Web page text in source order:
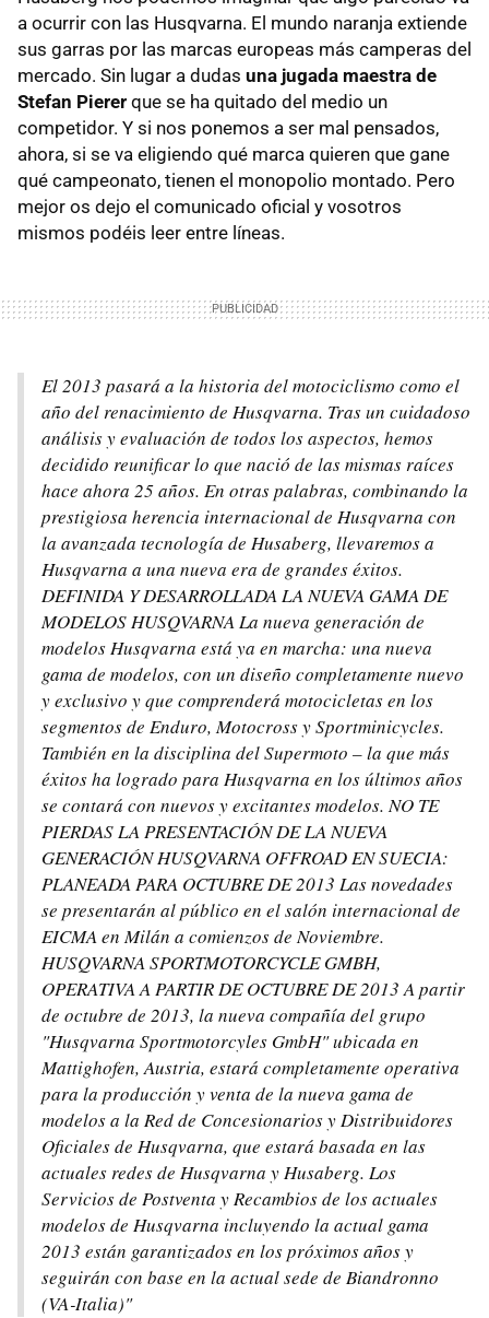
a ocurrir con las Husqvarna. El mundo naranja extiende
sus garras por las marcas europeas más camperas del
mercado. Sin lugar a dudas una jugada maestra de
Stefan Pierer que se ha quitado del medio un
competidor. Y si nos ponemos a ser mal pensados,
ahora, si se va eligiendo qué marca quieren que gane
qué campeonato, tienen el monopolio montado. Pero
mejor os dejo el comunicado oficial y vosotros
mismos podéis leer entre líneas.
El 2013 pasará a la historia del motociclismo como el
año del renacimiento de Husqvarna. Tras un cuidadoso
análisis y evaluación de todos los aspectos, hemos
decidido reunificar lo que nació de las mismas raíces
hace ahora 25 años. En otras palabras, combinando la
prestigiosa herencia internacional de Husqvarna con
la avanzada tecnología de Husaberg, llevaremos a
Husqvarna a una nueva era de grandes éxitos.
DEFINIDA Y DESARROLLADA LA NUEVA GAMA DE
MODELOS HUSQVARNA La nueva generación de
modelos Husqvarna está ya en marcha: una nueva
gama de modelos, con un diseño completamente nuevo
y exclusivo y que comprenderá motocicletas en los
segmentos de Enduro, Motocross y Sportminicycles.
También en la disciplina del Supermoto – la que más
éxitos ha logrado para Husqvarna en los últimos años
se contará con nuevos y excitantes modelos. NO TE
PIERDAS LA PRESENTACIÓN DE LA NUEVA
GENERACIÓN HUSQVARNA OFFROAD EN SUECIA:
PLANEADA PARA OCTUBRE DE 2013 Las novedades
se presentarán al público en el salón internacional de
EICMA en Milán a comienzos de Noviembre.
HUSQVARNA SPORTMOTORCYCLE GMBH,
OPERATIVA A PARTIR DE OCTUBRE DE 2013 A partir
de octubre de 2013, la nueva compañía del grupo
"Husqvarna Sportmotorcyles GmbH" ubicada en
Mattighofen, Austria, estará completamente operativa
para la producción y venta de la nueva gama de
modelos a la Red de Concesionarios y Distribuidores
Oficiales de Husqvarna, que estará basada en las
actuales redes de Husqvarna y Husaberg. Los
Servicios de Postventa y Recambios de los actuales
modelos de Husqvarna incluyendo la actual gama
2013 están garantizados en los próximos años y
seguirán con base en la actual sede de Biandronno
(VA‐Italia)"